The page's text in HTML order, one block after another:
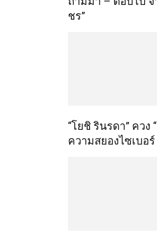
ชร”
​“โยชิ รินรดา” ควง
ความสยองไซเบอ